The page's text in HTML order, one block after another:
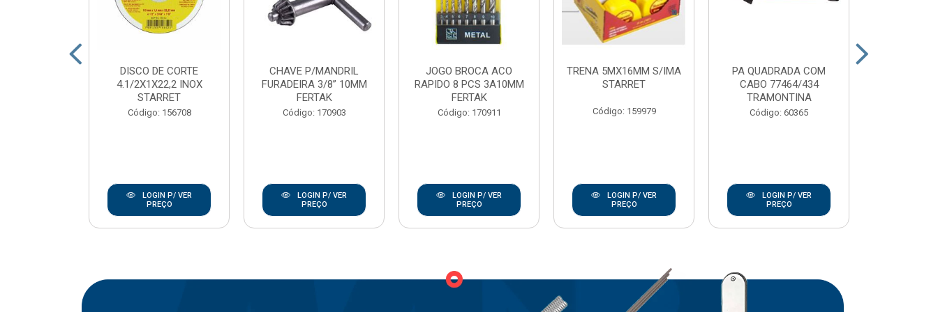
DISCO DE CORTE
4.1/2X1X22,2 INOX
STARRET
Código: 156708
LOGIN P/ VER
PREÇO
CHAVE P/MANDRIL
FURADEIRA 3/8” 10MM
FERTAK
Código: 170903
LOGIN P/ VER
PREÇO
JOGO BROCA ACO
RAPIDO 8 PCS 3A10MM
FERTAK
Código: 170911
LOGIN P/ VER
PREÇO
TRENA 5MX16MM S/IMA
STARRET
Código: 159979
LOGIN P/ VER
PREÇO
PA QUADRADA COM
CABO 77464/434
TRAMONTINA
Código: 60365
LOGIN P/ VER
PREÇO